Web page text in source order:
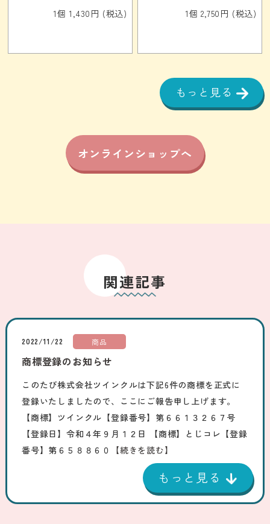
1個 1,430円 (税込) 1個 2,750円 (税込)
もっと見る
オンラインショップへ
関連記事
2022/11/22 商品
商標登録のお知らせ
このたび株式会社ツインクルは下記6件の商標を正式に
登録いたしましたので、ここにご報告申し上げます。
【商標】ツインクル【登録番号】第６６１３２６７号
【登録日】令和４年９月１２日 【商標】とじコレ【登録
番号】第６５８８６０
【続きを読む】